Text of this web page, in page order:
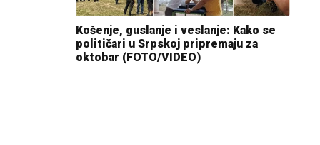
Košenje, guslanje i veslanje: Kako se
političari u Srpskoj pripremaju za
oktobar (FOTO/VIDEO)